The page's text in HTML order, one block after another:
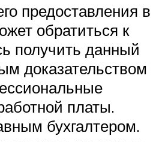
предоставления в
обратиться к
получить данный
доказательством
платы.
бухгалтером.